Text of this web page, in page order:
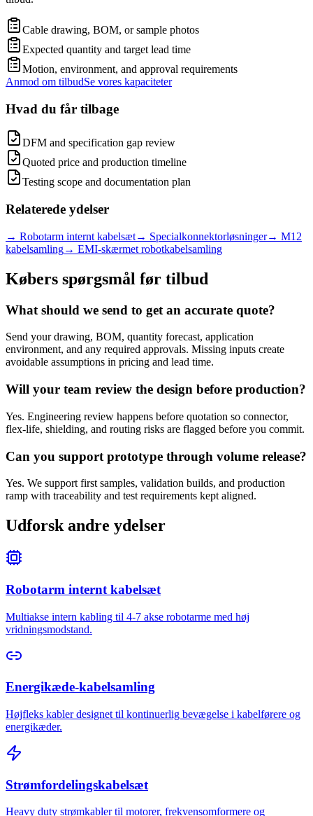
Cable drawing, BOM, or sample photos
Expected quantity and target lead time
Motion, environment, and approval requirements
Anmod om tilbudSe vores kapaciteter
Hvad du får tilbage
DFM and specification gap review
Quoted price and production timeline
Testing scope and documentation plan
Relaterede ydelser
→ Robotarm internt kabelsæt→ Specialkonnektorløsninger→ M12
kabelsamling→ EMI-skærmet robotkabelsamling
Købers spørgsmål før tilbud
What should we send to get an accurate quote?
Send your drawing, BOM, quantity forecast, application
environment, and any required approvals. Missing inputs create
avoidable assumptions in pricing and lead time.
Will your team review the design before production?
Yes. Engineering review happens before quotation so connector,
flex-life, shielding, and routing risks are flagged before you commit.
Can you support prototype through volume release?
Yes. We support first samples, validation builds, and production
ramp with traceability and test requirements kept aligned.
Udforsk andre ydelser
Robotarm internt kabelsæt
Multiakse intern kabling til 4-7 akse robotarme med høj
vridningsmodstand.
Energikæde-kabelsamling
Højfleks kabler designet til kontinuerlig bevægelse i kabelførere og
energikæder.
Strømfordelingskabelsæt
Heavy duty strømkabler til motorer, frekvensomformere og